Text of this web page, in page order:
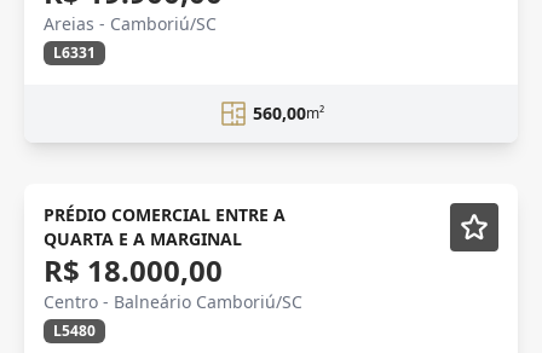
Areias - Camboriú/SC
L6331
560,00m²
PRÉDIO COMERCIAL ENTRE A
QUARTA E A MARGINAL
R$ 18.000,00
Centro - Balneário Camboriú/SC
L5480